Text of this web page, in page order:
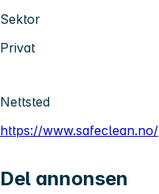
Sektor
Privat
Nettsted
https://www.safeclean.no/
Del annonsen